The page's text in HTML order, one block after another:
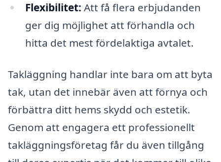
Flexibilitet: Att få flera erbjudanden
ger dig möjlighet att förhandla och
hitta det mest fördelaktiga avtalet.
Takläggning handlar inte bara om att byta
tak, utan det innebär även att förnya och
förbättra ditt hems skydd och estetik.
Genom att engagera ett professionellt
takläggningsföretag får du även tillgång